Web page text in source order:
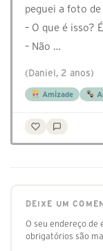
peguei a foto
– O que é isso?
– Não …
(Daniel, 2 anos)
Amizade
DEIXE UM
O seu endereço de
obrigatórios são